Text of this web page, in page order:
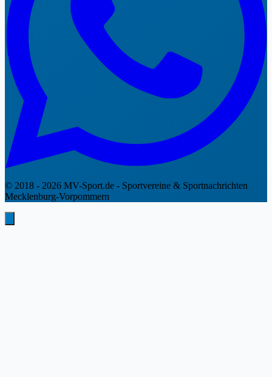
© 2018 - 2026 MV-Sport.de - Sportvereine & Sportnachrichten
Mecklenburg-Vorpommern